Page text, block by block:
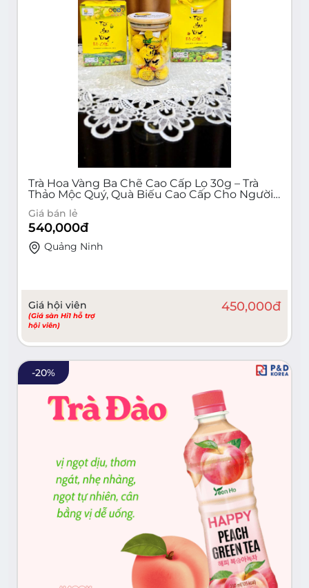
Trà Hoa Vàng Ba Chẽ Cao Cấp Lọ 30g – Trà
Thảo Mộc Quý, Quà Biếu Cao Cấp Cho Người
Giá bán lẻ
540,000đ
Quảng Ninh
Giá hội viên
(Giá sàn Hi1 hỗ trợ
hội viên)
450,000đ
-20%